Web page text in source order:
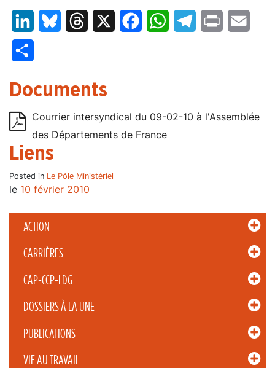
ACTION
CARRIÈRES
CAP-CCP-LDG
DOSSIERS À LA UNE
PUBLICATIONS
VIE AU TRAVAIL
LinkedInBluesky Threads FacebookWhatsAppTelegram
Print
Documents
Courrier intersyndical du 09-02-10 à l'Assemblée
des Départements de France
Liens
Posted in Le Pôle Ministériel
le 10 février 2010